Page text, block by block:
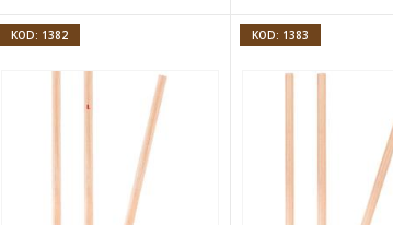
KOD: 1382 KOD: 1383